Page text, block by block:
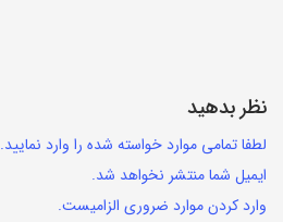
نظر بدهید
لطفا تمامی موارد خواسته شده را وارد نمایید.
ایمیل شما منتشر نخواهد شد.
وارد کردن موارد ضروری الزامیست.